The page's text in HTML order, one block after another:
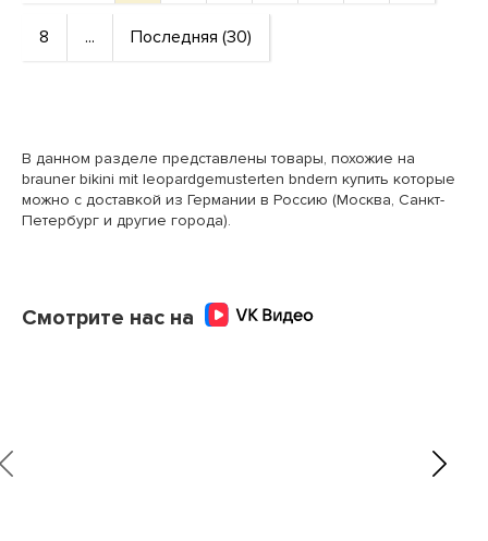
8 ... Последняя (30)
В данном разделе представлены товары, похожие на
brauner bikini mit leopardgemusterten bndern купить которые
можно с доставкой из Германии в Россию (Москва, Санкт-
Петербург и другие города).
Смотрите нас на